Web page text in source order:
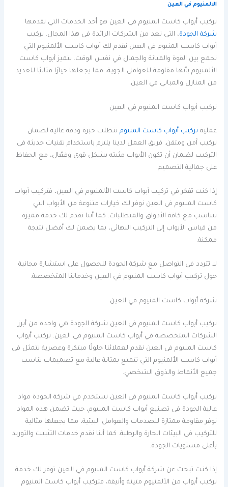
الالمنيوم في العين
تركيب أبواب كاست المنيوم في العين هو أحد الخدمات التي تقدمها
شركة الجودة، التي تعد من الشركات الرائدة في هذا المجال. تركيب
أبواب كاست المنيوم فى العين نقدم لك أبواب كاست الألمنيوم التي
تجمع بين القوة والمتانة والجمال في نفس الوقت. تتميز أبواب كاست
الألمنيوم بأنها مقاومة للعوامل الجوية، مما يجعلها خيارًا مثاليًا للعديد
من المنازل والمباني في العين.
تركيب أبواب كاست المنيوم في العين
عملية تركيب أبواب كاست المنيوم تتطلب خبرة ودقة عالية لضمان
تركيب آمن ومتقن. فريق العمل لدينا يلتزم باستخدام تقنيات حديثة في
التركيب لضمان أن تكون الأبواب مثبته بشكل قوي وفعّال، مع الحفاظ
على جمالية التصميم.
إذا كنت تفكر في تركيب أبواب كاست الألمنيوم في العين، فتركيب أبواب
كاست المنيوم فى العين نوفر لك خيارات متنوعة من الأبواب التي
تتناسب مع كافة الأذواق والمتطلبات. كما أننا نقدم لك خدمة مميزة
من قياس الأبواب إلى التركيب النهائي، بما يضمن لك أفضل نتيجة
ممكنة.
لا تتردد في التواصل مع شركة الجودة للحصول على استشارة مجانية
حول تركيب أبواب كاست المنيوم في العين وخدماتنا المتخصصة.
شركة أبواب كاست المنيوم في العين
تركيب أبواب كاست المنيوم فى العين شركة الجودة هي واحدة من أبرز
الشركات المتخصصة في أبواب كاست المنيوم في العين. تركيب أبواب
كاست المنيوم فى العين نقدم لعملائنا حلولًا مبتكرة وعصرية تتمثل في
أبواب كاست الألمنيوم التي تتمتع بمتانة عالية مع تصميمات تناسب
جميع الأنماط والذوق الشخصي.
تركيب أبواب كاست المنيوم فى العين نستخدم في شركة الجودة مواد
عالية الجودة في تصنيع أبواب كاست المنيوم، حيث تضمن هذه المواد
توفر مقاومة ممتازة للصدمات والعوامل البيئية، مما يجعلها مثالية
للتركيب في البيئات الحارة والرطبة. كما أننا نقدم خدمات التثبيت والتوريد
بأعلى مستويات الجودة.
إذا كنت تبحث عن شركة أبواب كاست المنيوم في العين توفر لك خدمة
تركيب أبواب من الألمنيوم متينة وأنيقة، فتركيب أبواب كاست المنيوم